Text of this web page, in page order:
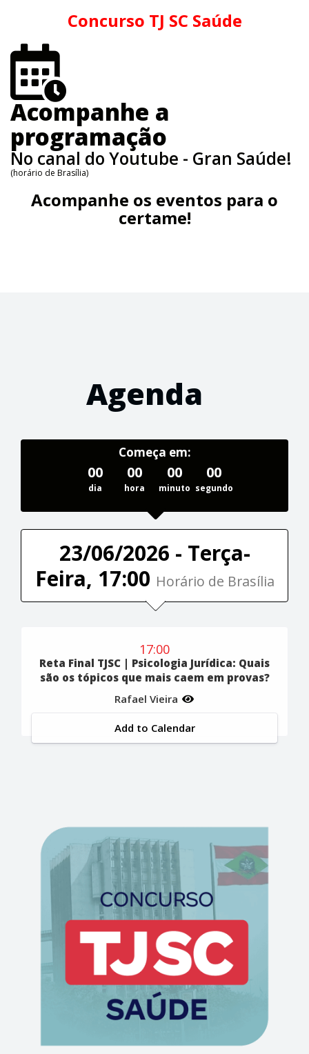
Concurso TJ SC Saúde
Acompanhe a
programação
No canal do Youtube - Gran Saúde!
(horário de Brasília)
Acompanhe os eventos para o
certame!
Agenda
Começa em:
00
dia
00
hora
00
minuto
00
segundo
23/06/2026 - Terça-
Feira, 17:00 Horário de Brasília
17:00
Reta Final TJSC | Psicologia Jurídica: Quais
são os tópicos que mais caem em provas?
Rafael Vieira
Add to Calendar